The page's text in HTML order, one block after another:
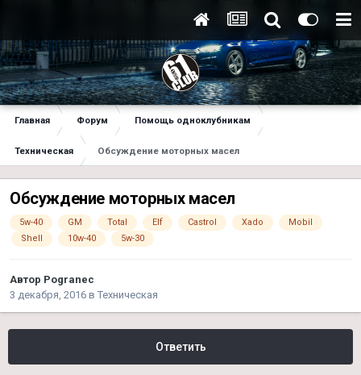
Главная Форум Помощь одноклубникам
Техническая Обсуждение моторных масел
Обсуждение моторных масел
5w-40 GM Total Elf Castrol Xado
Mobil
Shell
10w-40 5w-30
Автор Pogranec
3 декабря, 2016 в Техническая
Ответить